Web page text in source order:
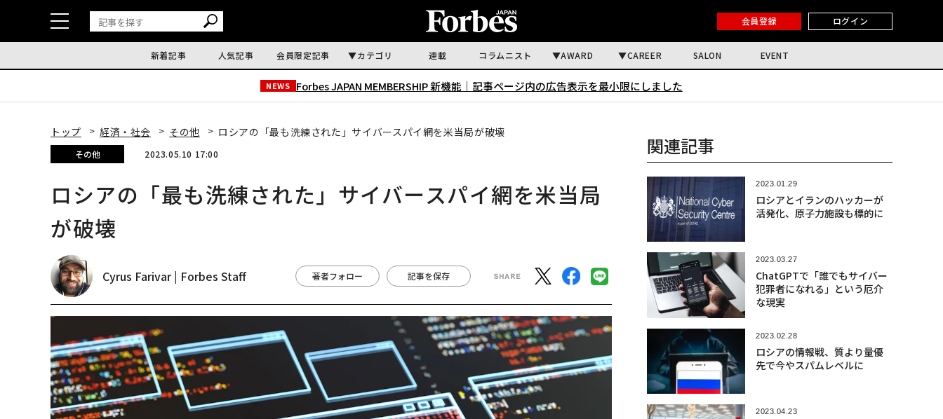
会員登録 ログイン
新着記事 人気記事 会員限定記事 カテゴリ 連載 コラムニスト AWARD CAREER SALON EVENT
NEWS Forbes JAPAN MEMBERSHIP 新機能｜ 記事ページ内の広告表示を最小限にしました
トップ 経済・社会 その他 ロシアの「最も洗練された」サイバースパイ網を米当局が破壊
その他 2023.05.10 17:00
ロシアの「最も洗練された」サイバースパイ網を米当局
が破壊
Cyrus Farivar | Forbes Staff 著者フォロー 記事を保存
関連記事
2023.01.29
ロシアとイランのハッカーが
活発化、原子力施設も標的に
2023.03.27
ChatGPTで「誰でもサイバー
犯罪者になれる」という厄介
な現実
2023.02.28
ロシアの情報戦、質より量優
先で今やスパムレベルに
2023.04.23